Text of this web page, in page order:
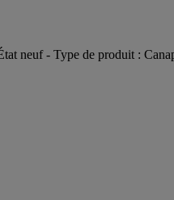
neuf - Type de produit :